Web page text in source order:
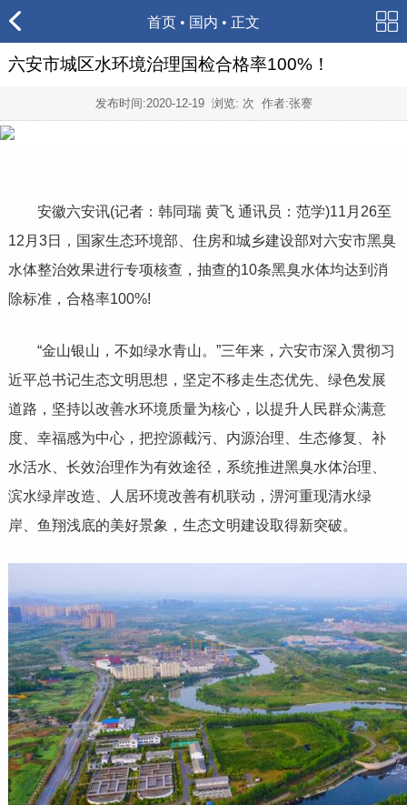
首页 • 国内 • 正文
六安市城区水环境治理国检合格率100%！
发布时间:2020-12-19浏览: 次 作者:张謇
安徽六安讯(记者：韩同瑞 黄飞 通讯员：范学)11月26至
12月3日，国家生态环境部、住房和城乡建设部对六安市黑臭
水体整治效果进行专项核查，抽查的10条黑臭水体均达到消
除标准，合格率100%!
“金山银山，不如绿水青山。”三年来，六安市深入贯彻习
近平总书记生态文明思想，坚定不移走生态优先、绿色发展
道路，坚持以改善水环境质量为核心，以提升人民群众满意
度、幸福感为中心，把控源截污、内源治理、生态修复、补
水活水、长效治理作为有效途径，系统推进黑臭水体治理、
滨水绿岸改造、人居环境改善有机联动，淠河重现清水绿
岸、鱼翔浅底的美好景象，生态文明建设取得新突破。